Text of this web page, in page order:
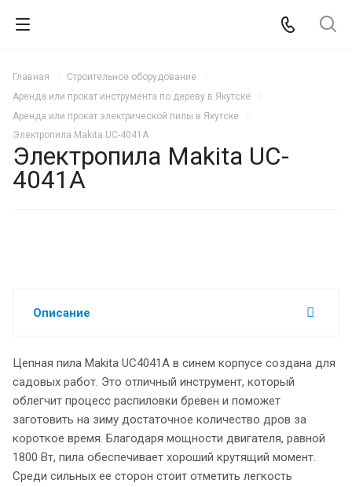
Главная
Строительное оборудование
Аренда или прокат инструмента по дереву в Якутске
Аренда или прокат электрической пилы в Якутске
Электропила Makita UC-4041A
Электропила Makita UC-
4041A
Описание
Цепная пила Makita UC4041A в синем корпусе создана для
садовых работ. Это отличный инструмент, который
облегчит процесс распиловки бревен и поможет
заготовить на зиму достаточное количество дров за
короткое время. Благодаря мощности двигателя, равной
1800 Вт, пила обеспечивает хороший крутящий момент.
Среди сильных ее сторон стоит отметить легкость